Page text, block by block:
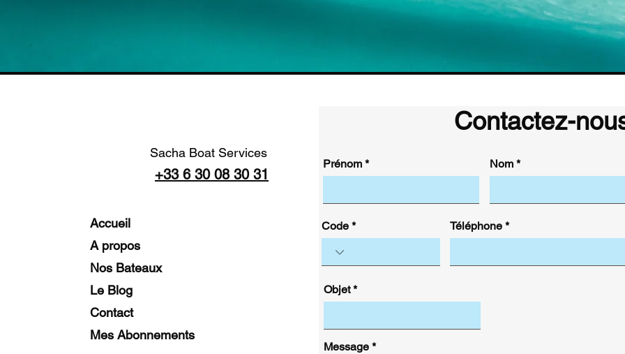
Sacha Boat Services
+33 6 30 08 30 31
Accueil
A propos
Nos Bateaux
Le Blog
Contact
Mes Abonnements
Contactez-
Prénom Nom
Code Téléphone
Objet
Message